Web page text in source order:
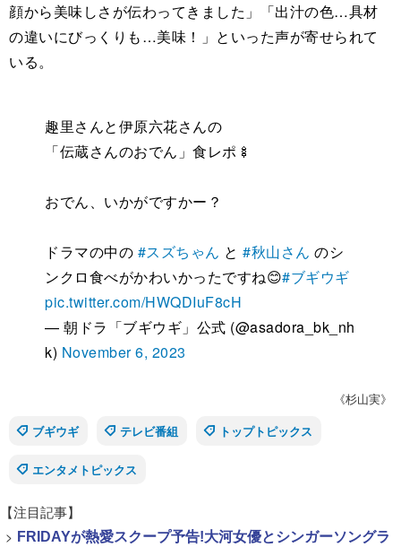
顔から美味しさが伝わってきました」「出汁の色…具材
の違いにびっくりも…美味！」といった声が寄せられて
いる。
趣里さんと伊原六花さんの
「伝蔵さんのおでん」食レポ🍢
おでん、いかがですかー？
ドラマの中の #スズちゃん と #秋山さん のシ
ンクロ食べがかわいかったですね😊#ブギウギ
pic.twitter.com/HWQDIuF8cH
— 朝ドラ「ブギウギ」公式 (@asadora_bk_nh
k) November 6, 2023
《杉山実》
ブギウギ
テレビ番組 トップトピックス
エンタメトピックス
【注目記事】
> FRIDAYが熱愛スクープ予告!大河女優とシンガーソングラ